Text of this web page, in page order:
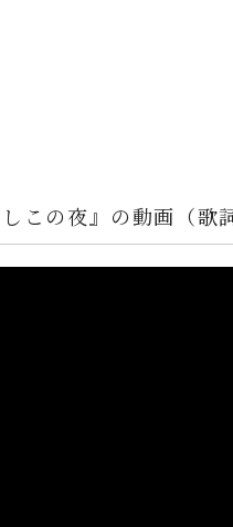
の夜』の動画（歌